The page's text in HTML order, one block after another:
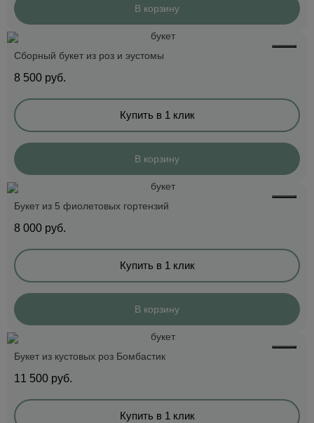
В корзину
Сборный букет из роз и эустомы
8 500 руб.
Купить в 1 клик
В корзину
Букет из 5 фиолетовых гортензий
8 000 руб.
Купить в 1 клик
В корзину
Букет из кустовых роз Бомбастик
11 500 руб.
Купить в 1 клик